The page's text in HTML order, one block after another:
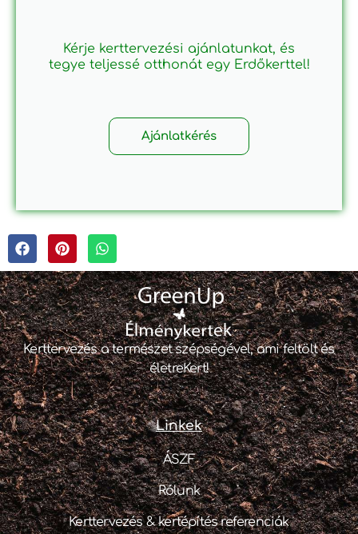
Kérje kerttervezési ajánlatunkat, és
tegye teljessé otthonát egy Erdőkerttel!
Ajánlatkérés
Kerttervezés a természet szépségével, ami feltölt és
életreKert!
Linkek
ÁSZF
Rólunk
Kerttervezés & kertépítés referenciák